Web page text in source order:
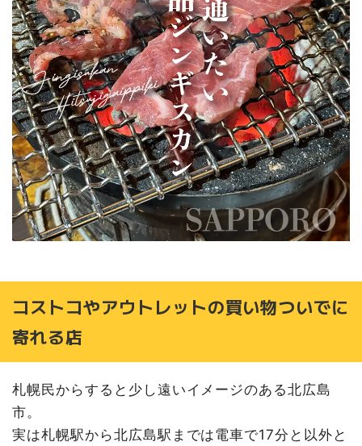
コストコやアウトレットの買い物ついでに
寄れる店
札幌民からすると少し遠いイメージのある北広島
市。
実は札幌駅から北広島駅までは電車で17分と以外と